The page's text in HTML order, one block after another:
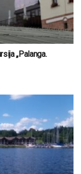
„Palanga.